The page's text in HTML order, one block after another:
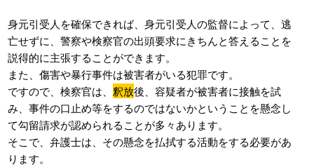
身元引受人を確保できれば、身元引受人の監督によって、逃
亡せずに、警察や検察官の出頭要求にきちんと答えることを
説得的に主張することができます。
また、傷害や暴行事件は被害者がいる犯罪です。
ですので、検察官は、釈放後、容疑者が被害者に接触を試
み、事件の口止め等をするのではないかということを懸念し
て勾留請求が認められることが多々あります。
そこで、弁護士は、その懸念を払拭する活動をする必要があ
ります。